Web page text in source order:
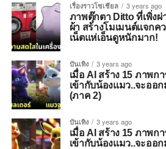
เรื่องราวโซเชียล 3 years ago
ภาพตุ๊กตา Ditto ที่เพิ่ง
ผ้า สร้างโมเมนต์แจกค
เน็ตแห่เอ็นดูหนักมาก!
บันเทิง 3 years ago
เมื่อ AI สร้าง 15 ภาพก
เข้ากับน้องแมว..จะออ
(ภาค 2)
บันเทิง 3 years ago
เมื่อ AI สร้าง 15 ภาพก
เข้ากับน้องแมว..จะออ